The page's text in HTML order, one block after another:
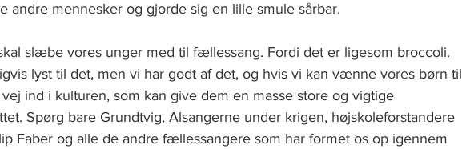
andre mennesker og gjorde sig en lille smule sårbar.
slæbe vores unger med til fællessang. Fordi det er ligesom broccoli.
lyst til det, men vi har godt af det, og hvis vi kan vænne vores børn til
ind i kulturen, som kan give dem en masse store og vigtige
Spørg bare Grundtvig, Alsangerne under krigen, højskoleforstandere
Faber og alle de andre fællessangere som har formet os op igennem